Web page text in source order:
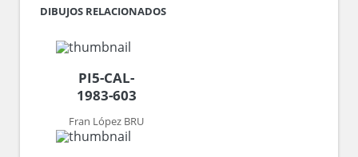
DIBUJOS RELACIONADOS
PI5-CAL-
1983-603
Fran López BRU